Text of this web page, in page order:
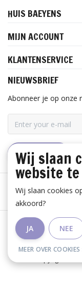
HUIS BAEYENS
MIJN ACCOUNT
KLANTENSERVICE
NIEUWSBRIEF
Abonneer je op onze
ABONNEER
Algemene
Wij slaan
website
Wij slaan cookies
akkoord?
JA NEE
MEER OVER COOKIES